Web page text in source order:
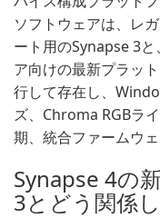
ソフトウェアは、レ
ート用のSynapse 3
ア向けの最新プラッ
行して存在し、
ズ、Chroma RGBラ
期、統合ファームウ
Synapse 4の
3とどう関係